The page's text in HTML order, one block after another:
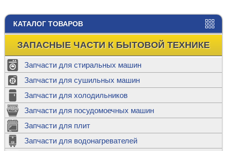
КАТАЛОГ ТОВАРОВ
ЗАПАСНЫЕ ЧАСТИ К БЫТОВОЙ ТЕХНИКЕ
Запчасти для стиральных машин
Запчасти для сушильных машин
Запчасти для холодильников
Запчасти для посудомоечных машин
Запчасти для плит
Запчасти для водонагревателей